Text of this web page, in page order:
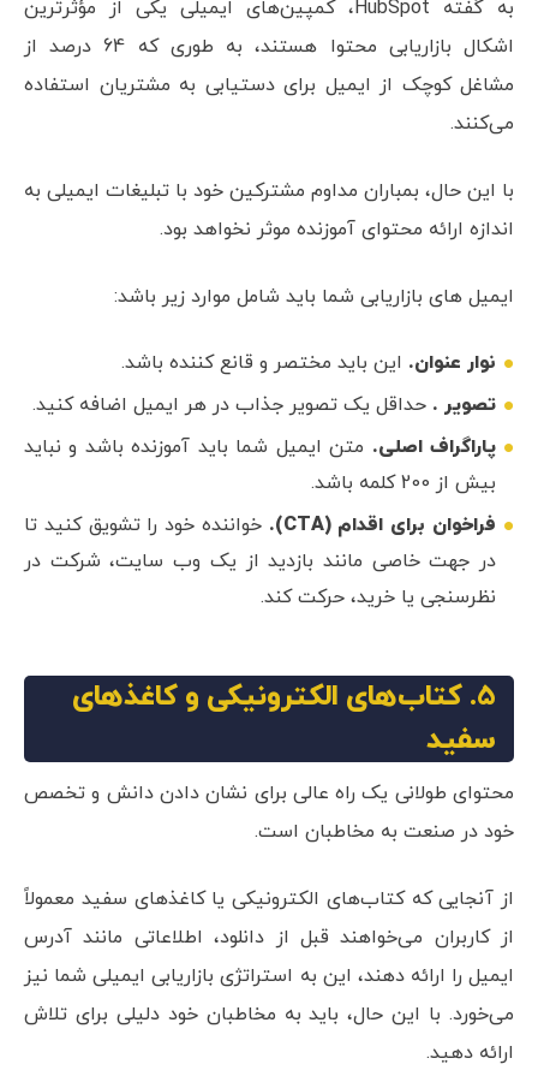
به گفته HubSpot، کمپین‌های ایمیلی یکی از مؤثرترین
اشکال بازاریابی محتوا هستند، به طوری که 64 درصد از
مشاغل کوچک از ایمیل برای دستیابی به مشتریان استفاده
می‌کنند.
با این حال، بمباران مداوم مشترکین خود با تبلیغات ایمیلی به
اندازه ارائه محتوای آموزنده موثر نخواهد بود.
ایمیل های بازاریابی شما باید شامل موارد زیر باشد:
نوار عنوان. این باید مختصر و قانع کننده باشد.
تصویر . حداقل یک تصویر جذاب در هر ایمیل اضافه کنید.
پاراگراف اصلی. متن ایمیل شما باید آموزنده باشد و نباید
بیش از 200 کلمه باشد.
فراخوان برای اقدام (CTA).
خواننده خود را تشویق کنید تا
در جهت خاصی مانند بازدید از یک وب سایت، شرکت در
نظرسنجی یا خرید، حرکت کند.
5. کتاب‌های الکترونیکی و کاغذهای
سفید
محتوای طولانی یک راه عالی برای نشان دادن دانش و تخصص
خود در صنعت به مخاطبان است.
از آنجایی که کتاب‌های الکترونیکی یا کاغذهای سفید معمولاً
از کاربران می‌خواهند قبل از دانلود، اطلاعاتی مانند آدرس
ایمیل را ارائه دهند، این به استراتژی بازاریابی ایمیلی شما نیز
می‌خورد. با این حال، باید به مخاطبان خود دلیلی برای تلاش
ارائه دهید.